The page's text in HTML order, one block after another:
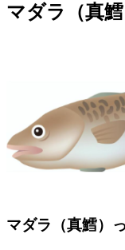
マダラ（真
マダラ（真鱈）